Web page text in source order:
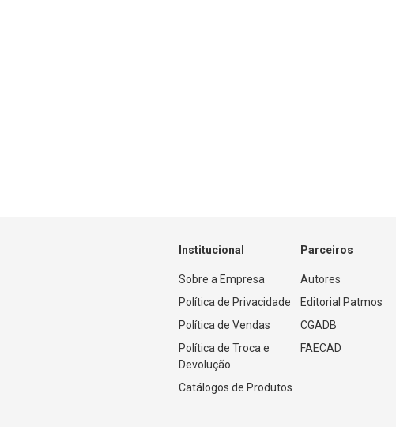
Institucional
Sobre a Empresa
Política de Privacidade
Política de Vendas
Política de Troca e
Devolução
Catálogos de Produtos
Parceiros
Autores
Editorial Patmos
CGADB
FAECAD